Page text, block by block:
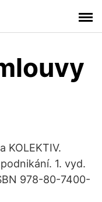
KOLEKTIV.
1. vyd.
978-80-7400-